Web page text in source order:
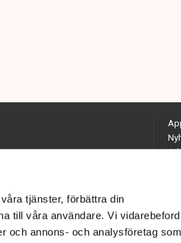
tjänster, förbättra din
till våra användare. Vi
och annons- och analysföretag